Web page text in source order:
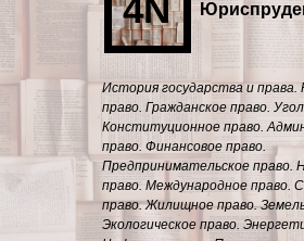
4N
История государства и права.
право. Гражданское право.
Конституционное право.
право. Финансовое право.
Предпринимательское право.
право. Международное право.
право. Жилищное право.
Экологическое право.